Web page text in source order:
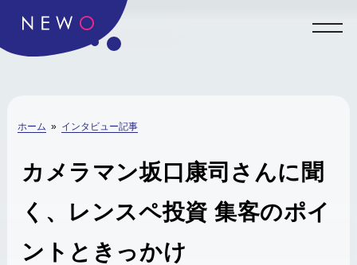
ホーム » インタビュー記事
カメラマン坂口康司さんに聞
く、レンスペ投資 集客のポイ
ントときっかけ